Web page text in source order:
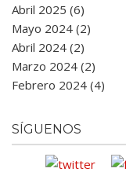
Abril 2025 (6)
Mayo 2024 (2)
Abril 2024 (2)
Marzo 2024 (2)
Febrero 2024 (4)
SÍGUENOS